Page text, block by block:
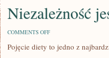
Niezależność
COMMENTS OFFON
JEST
ZNACZĄCA
Pojęcie diety to jedno z